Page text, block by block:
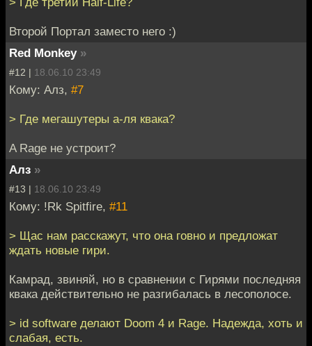
Второй Портал заместо него :)
Red Monkey »
#12 | 18.06.10 23:49
Кому: Алз, #7
> Где мегашутеры а-ля квака?
A Rage не устроит?
Алз »
#13 | 18.06.10 23:49
Кому: !Rk Spitfire, #11
> Щас нам расскажут, что она говно и предложат
ждать новые гири.
Камрад, звиняй, но в сравнении с Гирями последняя
квака действительно не разгибалась в лесополосе.
> id software делают Doom 4 и Rage. Надежда, хоть и
слабая, есть.